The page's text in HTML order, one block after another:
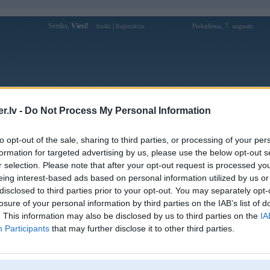
- Do Not Process My Personal Information
opt-out of the sale, sharing to third parties, or processing of your
for targeted advertising by us, please use the below opt-out
selection. Please note that after your opt-out request is processed
interest-based ads based on personal information utilized by us
to third parties prior to your opt-out. You may separately
of your personal information by third parties on the IAB’s list of
This information may also be disclosed by us to third parties on the
Participants that may further disclose it to other third parties.
Sveiks, Viesi! Ienākt Reģistrācija Piektdiena, 7. augusts
Forums Galerijas Reģistrācija Lietotāji
Lietotāja balodis profils
Pēdējo reizi manīts: 28. Nov 2017, 10:13
Lietotājvārds:
balodis
Pilsēta:
Rīga
Braucu ar:
burkānu
Intereses:
mūzika/auto/balles
[Pēdējie ziņojumi forumā]